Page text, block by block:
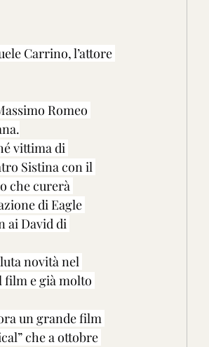
Carrino, l’attore
Romeo
vittima di
Sistina con il
che curerà
di Eagle
ai David di
novità nel
film e già molto
un grande film
che a ottobre